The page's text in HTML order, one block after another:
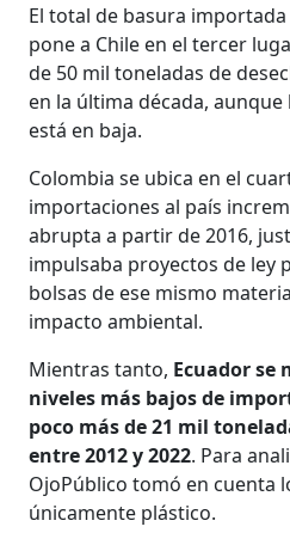
El total de basura
pone a Chile en el tercer
de 50 mil toneladas de
en la última década,
está en baja.
Colombia se ubica en el
importaciones al país
abrupta a partir de 2016,
impulsaba proyectos de ley
bolsas de ese mismo
impacto ambiental.
Mientras tanto, Ecuador se
niveles más bajos de
poco más de 21 mil
entre 2012 y 2022. Para
OjoPúblico tomó en cuenta
únicamente plástico.